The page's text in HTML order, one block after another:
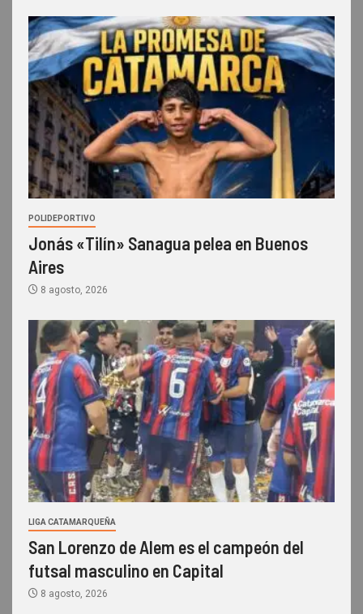
POLIDEPORTIVO
Jonás «Tilín» Sanagua pelea en Buenos
Aires
8 agosto, 2026
LIGA CATAMARQUEÑA
San Lorenzo de Alem es el campeón del
futsal masculino en Capital
8 agosto, 2026